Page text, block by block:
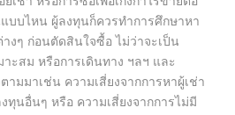
บบไหน ผู้ลงทุนก็ควรทำการศึกษาหา
งๆ ก่อนตัดสินใจซื้อ ไม่ว่าจะเป็น
ะสม หรือการเดินทาง ฯลฯ และ
ามมาเช่น ความเสี่ยงจากการหาผู้เช่า
ทุนอื่นๆ หรือ ความเสี่ยงจากการไม่มี